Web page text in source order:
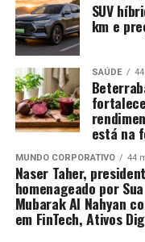
SUV
km e
SAÚDE
está na
MUNDO CORPORATIVO 44
Naser Taher,
homenageado por
Mubarak Al Nahyan
em FinTech, Ativos